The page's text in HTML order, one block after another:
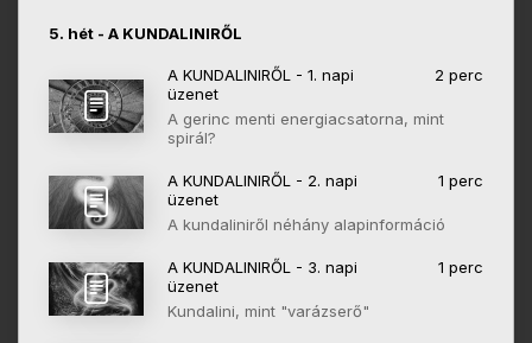
5. hét - A KUNDALINIRŐL
A KUNDALINIRŐL - 1. napi
üzenet
2 perc
A gerinc menti energiacsatorna, mint
spirál?
A KUNDALINIRŐL - 2. napi
üzenet
1 perc
A kundaliniről néhány alapinformáció
A KUNDALINIRŐL - 3. napi
üzenet
1 perc
Kundalini, mint "varázserő"